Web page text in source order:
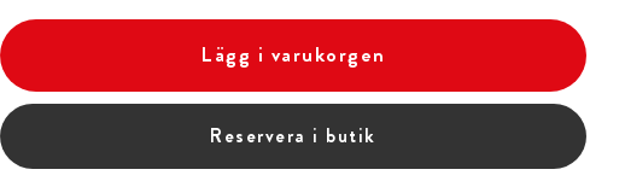
Lägg i varukorgen
Reservera i butik